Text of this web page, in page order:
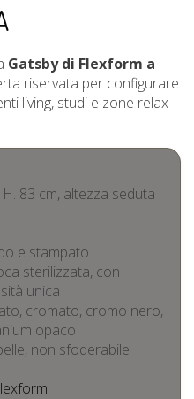
Gatsby di Flexform a
riservata per configurare
living, studi e zone relax
H. 83 cm, altezza seduta
e stampato
sterilizzata, con
unica
cromato, cromo nero,
opaco
non sfoderabile